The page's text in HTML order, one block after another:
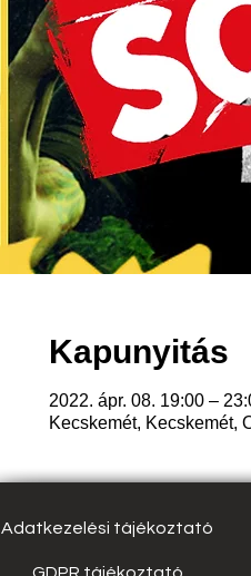
Kapunyitás
2022. ápr. 08. 19:00 –
Kecskemét, Kecskemét,
Adatkezelési tájékoztató